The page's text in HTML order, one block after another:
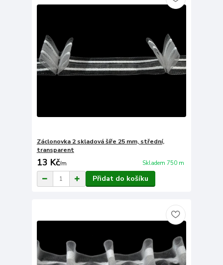
Záclonovka 2 skladová šíře 25 mm, střední,
transparent
13 Kč/m Skladem 750 m
Přidat do košíku